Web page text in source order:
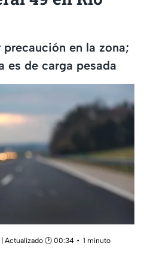
en la zona;
es de carga pesada
| Actualizado 🕑 00:34
1 minuto